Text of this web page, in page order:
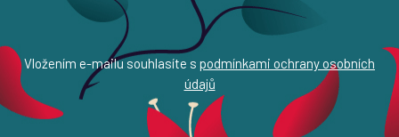
Vložením e-mailu souhlasíte s podmínkami ochrany osobních
údajů